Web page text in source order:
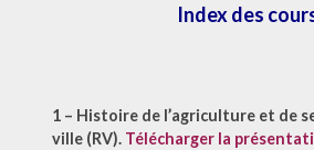
Index des
1 – Histoire de l’agriculture et de
ville (RV). Télécharger la